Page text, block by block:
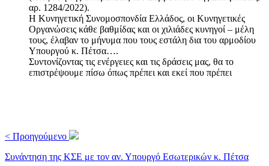
αρ. 1284/2022).
Η Κυνηγετική Συνομοσπονδία Ελλάδος, οι Κυνηγετικές
Οργανώσεις κάθε βαθμίδας και οι χιλιάδες κυνηγοί – μέλη
τους, έλαβαν το μήνυμα που τους εστάλη δια του αρμοδίου
Υπουργού κ. Πέτσα….
Συντονίζοντας τις ενέργειες και τις δράσεις μας, θα το
επιστρέψουμε πίσω όπως πρέπει και εκεί που πρέπει
< Προηγούμενο
Συνάντηση της ΚΣΕ με τον αν. Υπουργό Εσωτερικών κ. Πέτσα